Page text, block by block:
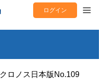
ログイン
クロノス日本版No.109